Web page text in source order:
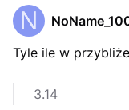
Tyle ile w
3.14